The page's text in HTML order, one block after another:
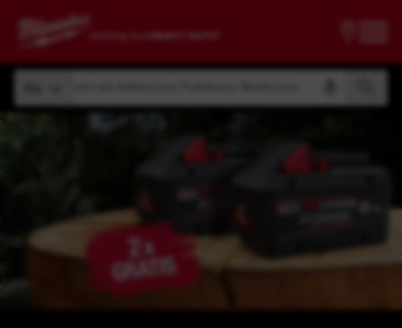
Suche nach Artikelnummer, Produktname, Modelnummer